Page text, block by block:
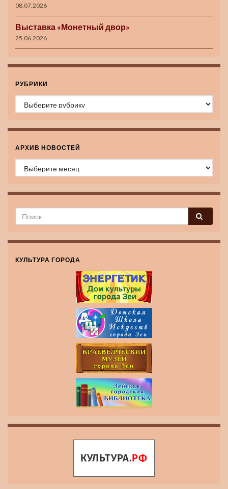
08.07.2026
Выставка «Монетный двор»
25.06.2026
РУБРИКИ
Рубрики
АРХИВ НОВОСТЕЙ
Архив новостей
КУЛЬТУРА ГОРОДА